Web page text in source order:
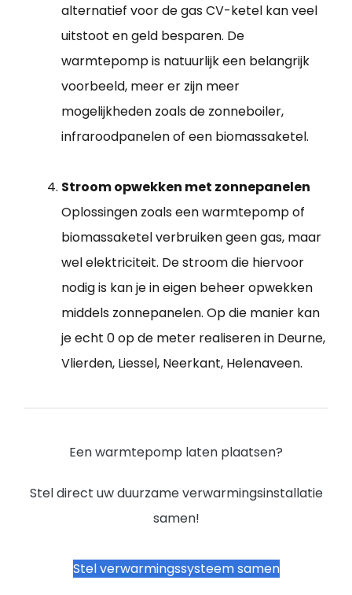
alternatief voor de gas CV-ketel kan veel
uitstoot en geld besparen. De
warmtepomp is natuurlijk een belangrijk
voorbeeld, meer er zijn meer
mogelijkheden zoals de zonneboiler,
infraroodpanelen of een biomassaketel.
Stroom opwekken met zonnepanelen
Oplossingen zoals een warmtepomp of
biomassaketel verbruiken geen gas, maar
wel elektriciteit. De stroom die hiervoor
nodig is kan je in eigen beheer opwekken
middels zonnepanelen. Op die manier kan
je echt 0 op de meter realiseren in Deurne,
Vlierden, Liessel, Neerkant, Helenaveen.
Een warmtepomp laten plaatsen?
Stel direct uw duurzame verwarmingsinstallatie
samen!
Stel verwarmingssysteem samen